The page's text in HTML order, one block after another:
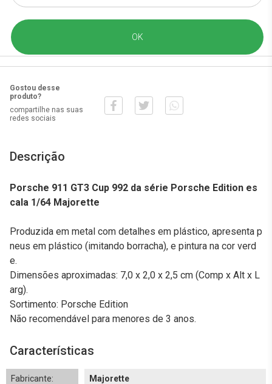
Gostou desse
produto?
compartilhe nas suas
redes sociais
Descrição
Porsche 911 GT3 Cup 992 da série Porsche Edition es
cala 1/64 Majorette
Produzida em metal com detalhes em plástico, apresenta p
neus em plástico (imitando borracha), e pintura na cor verd
e.
Dimensões aproximadas: 7,0 x 2,0 x 2,5 cm (Comp x Alt x L
arg).
Sortimento: Porsche Edition
Não recomendável para menores de 3 anos.
Características
Fabricante: Majorette